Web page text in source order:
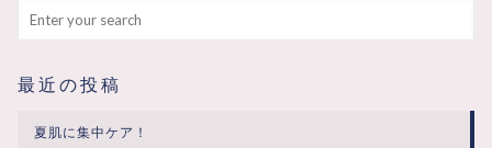
最近の投稿
夏肌に集中ケア！